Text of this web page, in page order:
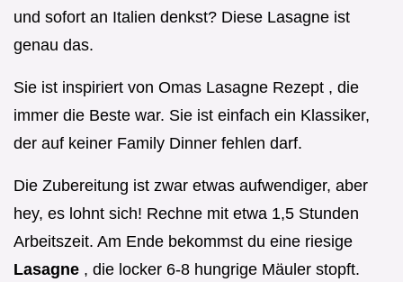
und sofort an Italien denkst? Diese Lasagne ist
genau das.
Sie ist inspiriert von Omas Lasagne Rezept , die
immer die Beste war. Sie ist einfach ein Klassiker,
der auf keiner Family Dinner fehlen darf.
Die Zubereitung ist zwar etwas aufwendiger, aber
hey, es lohnt sich! Rechne mit etwa 1,5 Stunden
Arbeitszeit. Am Ende bekommst du eine riesige
Lasagne , die locker 6-8 hungrige Mäuler stopft.